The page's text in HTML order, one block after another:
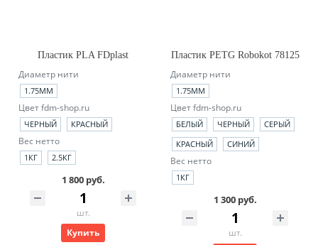
Пластик PLA FDplast
Диаметр нити
1.75ММ
Цвет fdm-shop.ru
ЧЕРНЫЙ КРАСНЫЙ
Вес нетто
1КГ 2.5КГ
1 800 руб.
шт.
Купить
Пластик PETG Robokot 78125
Диаметр нити
1.75ММ
Цвет fdm-shop.ru
БЕЛЫЙ ЧЕРНЫЙ
СЕРЫЙ
КРАСНЫЙ
СИНИЙ
Вес нетто
1КГ
1 300 руб.
шт.